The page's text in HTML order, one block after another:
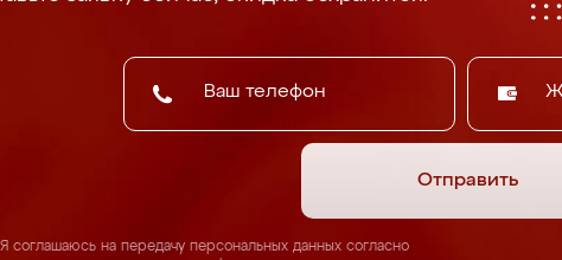
Отправить
Я соглашаюсь на передачу персональных данных согласно